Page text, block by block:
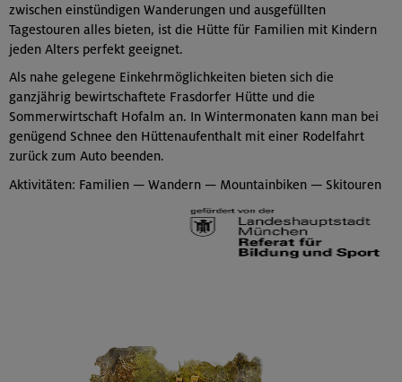
zwischen einstündigen Wanderungen und ausgefüllten
Tagestouren alles bieten, ist die Hütte für Familien mit Kindern
jeden Alters perfekt geeignet.
Als nahe gelegene Einkehrmöglichkeiten bieten sich die
ganzjährig bewirtschaftete Frasdorfer Hütte und die
Sommerwirtschaft Hofalm an. In Wintermonaten kann man bei
genügend Schnee den Hüttenaufenthalt mit einer Rodelfahrt
zurück zum Auto beenden.
Aktivitäten: Familien — Wandern — Mountainbiken — Skitouren